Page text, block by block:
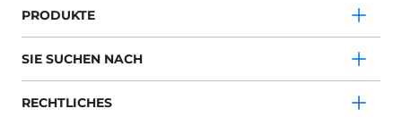
PRODUKTE
SIE SUCHEN NACH
RECHTLICHES